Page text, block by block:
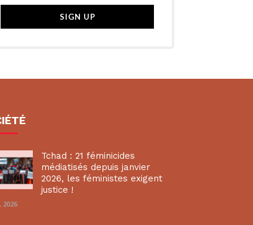
Tchad : 21 féminicides
médiatisés depuis janvier
2026, les féministes exigent
justice !
2026